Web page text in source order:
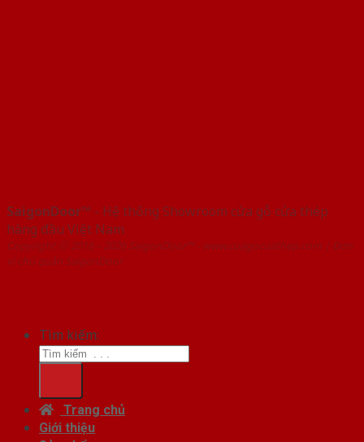
SaigonDoor™ - Hệ thống Showroom cửa gỗ cửa thép
hàng đầu Việt Nam
Copyright ⓒ 2016 – 2026 SaigonDoor™ - www.cuagocuathep.com | Đơn
vị chủ quản SaigonDoor
Tìm kiếm:
Trang chủ
Giới thiệu